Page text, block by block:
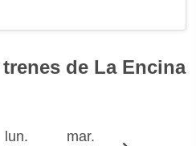
de La Encina
lun.
mar.